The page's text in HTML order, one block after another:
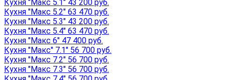
Кухня "Макс 5.1" 43 200 руб.
Кухня "Макс 5.2" 63 470 руб.
Кухня "Макс 5.3" 43 200 руб.
Кухня "Макс 5.4" 63 470 руб.
Кухня "Макс 6" 47 400 руб.
Кухня "Макс" 7.1" 56 700 руб.
Кухня "Макс 7.2" 56 700 руб.
Кухня "Макс 7.3" 56 700 руб.